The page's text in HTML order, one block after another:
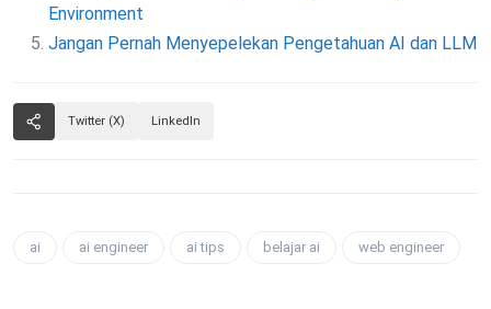
Environment
Jangan Pernah Menyepelekan Pengetahuan AI dan LLM
Twitter (X) LinkedIn
ai ai engineer ai tips belajar ai web engineer